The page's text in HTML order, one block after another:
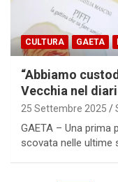
CULTURA GAETA
“Abbiamo
Vecchia nel
25 Settembre 2025
GAETA – Una prima
scovata nelle ultime